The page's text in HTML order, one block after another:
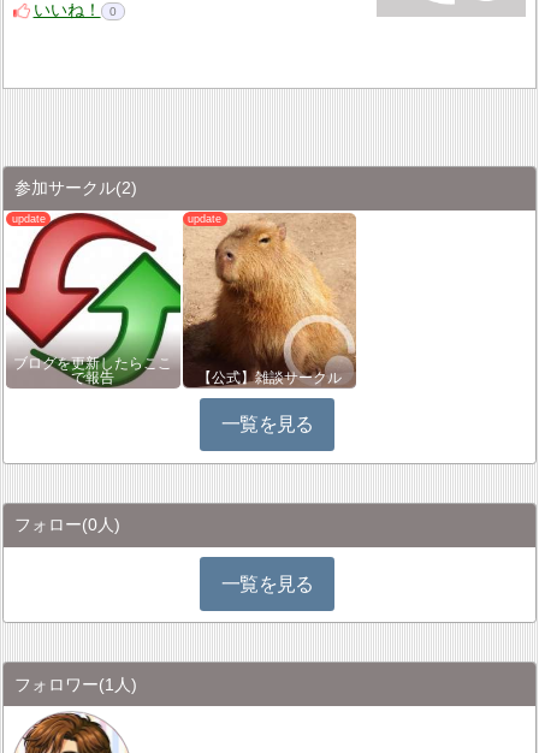
いいね！
0
参加サークル(2)
ブログを更新したらここ
で報告
【公式】雑談サークル
一覧を見る
フォロー(0人)
一覧を見る
フォロワー(1人)